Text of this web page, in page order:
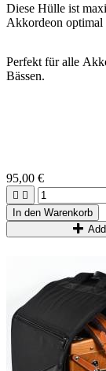
Diese Hülle ist
Akkordeon optimal
Perfekt für alle
Bässen.
95,00 €
 
In den Warenkorb